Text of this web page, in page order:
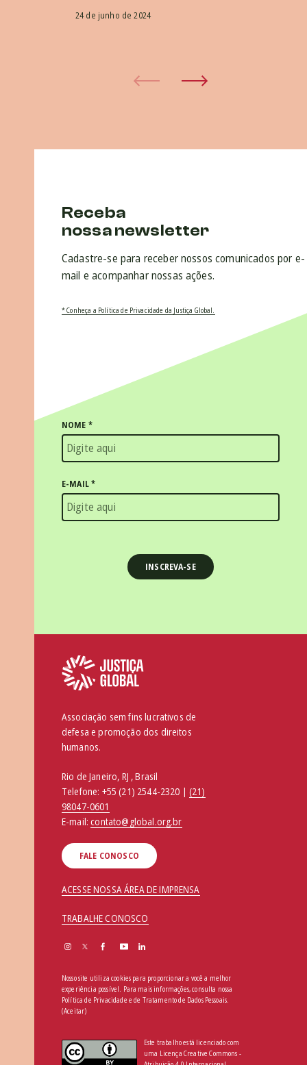
24 de junho de 2024
Receba
nossa newsletter
Cadastre-se para receber nossos comunicados por e-
mail e acompanhar nossas ações.
* Conheça a Política de Privacidade da Justiça Global.
NOME *
E-MAIL*
Associação sem fins lucrativos de
defesa e promoção dos direitos
humanos.
Rio de Janeiro, RJ , Brasil
Telefone: +55 (21) 2544-2320 | (21)
98047-0601
E-mail:contato@global.org.br
FALE CONOSCO
ACESSE NOSSA ÁREA DE IMPRENSA
TRABALHE CONOSCO
Nosso site utiliza cookies para proporcionar a você a melhor
experiência possível. Para mais informações, consulta nossa
Política de Privacidade e de Tratamento de Dados Pessoais
(Aceitar)
Este trabalho está licenciado com
uma Licença Creative Commons -